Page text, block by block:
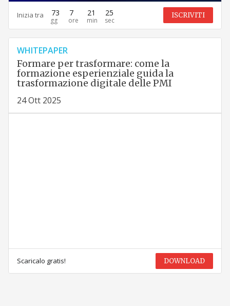
Inizia tra 73 7 21 24 ISCRIVITI
WHITEPAPER
Formare per trasformare: come la
formazione esperienziale guida la
trasformazione digitale delle PMI
24 Ott 2025
Scaricalo gratis! DOWNLOAD